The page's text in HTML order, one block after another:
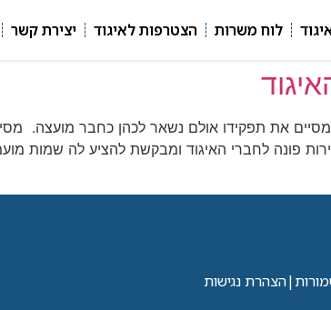
לוח משרות הצטרפות לאיגוד יצירת קשר
השנתי, בתאריך 10.6.2026. משה פולק, נשיא האיגוד, מסיים את תפקידו אולם נשאר לכהן כחבר
פונה לחברי האיגוד ומבקשת להציע לה שמות
|הצהרת נגישות